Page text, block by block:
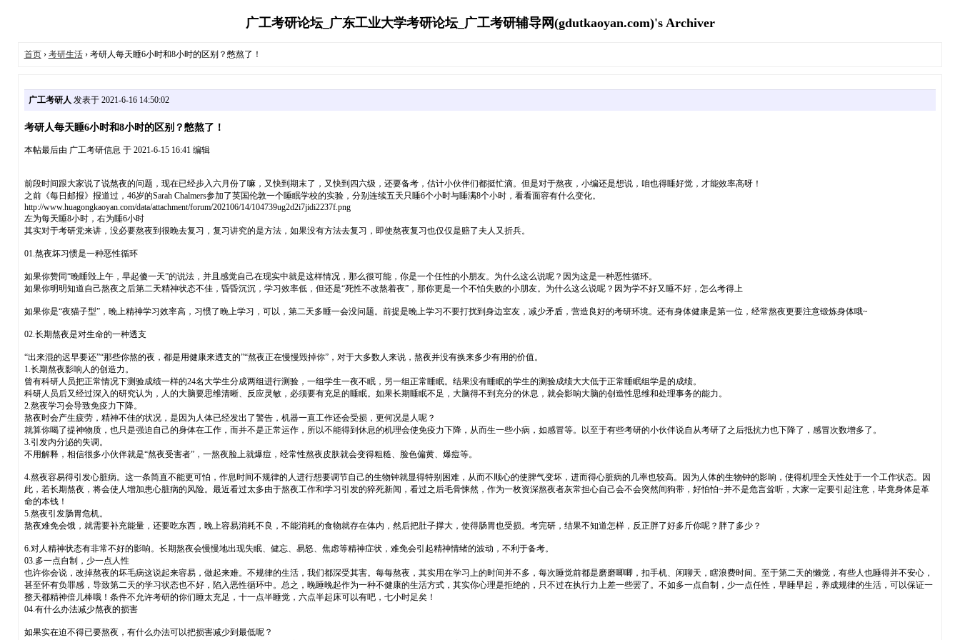
广工考研论坛_广东工业大学考研论坛_广工考研辅导网(gdutkaoyan.com)'s Archiver
首页› 考研生活› 考研人每天睡6小时和8小时的区别？憋熬了！
广工考研人 发表于 2021-6-16 14:50:02
考研人每天睡6小时和8小时的区别？憋熬了！
本帖最后由 广工考研信息 于 2021-6-15 16:41 编辑
前段时间跟大家说了说熬夜的问题，现在已经步入六月份了嘛，又快到期末了，又快到四六级，还要备考，估计小伙伴们都挺忙滴。但是对于熬夜，小编还是想说，咱也得睡好觉，才能效率高呀！
之前《每日邮报》报道过，46岁的Sarah Chalmers参加了英国伦敦一个睡眠学校的实验，分别连续五天只睡6个小时与睡满8个小时，看看面容有什么变化。
http://www.huagongkaoyan.com/data/attachment/forum/202106/14/104739ug2d2i7jidi2237f.png
左为每天睡8小时，右为睡6小时
其实对于考研党来讲，没必要熬夜到很晚去复习，复习讲究的是方法，如果没有方法去复习，即使熬夜复习也仅仅是赔了夫人又折兵。
01.熬夜坏习惯是一种恶性循环
如果你赞同“晚睡毁上午，早起傻一天”的说法，并且感觉自己在现实中就是这样情况，那么很可能，你是一个任性的小朋友。为什么这么说呢？因为这是一种恶性循环。
如果你明明知道自己熬夜之后第二天精神状态不佳，昏昏沉沉，学习效率低，但还是“死性不改熬着夜”，那你更是一个不怕失败的小朋友。为什么这么说呢？因为学不好又睡不好，怎么考得上
如果你是“夜猫子型”，晚上精神学习效率高，习惯了晚上学习，可以，第二天多睡一会没问题。前提是晚上学习不要打扰到身边室友，减少矛盾，营造良好的考研环境。还有身体健康是第一位，经常熬夜更要注意锻炼身体哦~
02.长期熬夜是对生命的一种透支
“出来混的迟早要还”“那些你熬的夜，都是用健康来透支的”“熬夜正在慢慢毁掉你”，对于大多数人来说，熬夜并没有换来多少有用的价值。
1.长期熬夜影响人的创造力。
曾有科研人员把正常情况下测验成绩一样的24名大学生分成两组进行测验，一组学生一夜不眠，另一组正常睡眠。结果没有睡眠的学生的测验成绩大大低于正常睡眠组学是的成绩。
科研人员后又经过深入的研究认为，人的大脑要思维清晰、反应灵敏，必须要有充足的睡眠。如果长期睡眠不足，大脑得不到充分的休息，就会影响大脑的创造性思维和处理事务的能力。
2.熬夜学习会导致免疫力下降。
熬夜时会产生疲劳，精神不佳的状况，是因为人体已经发出了警告，机器一直工作还会受损，更何况是人呢？
就算你喝了提神物质，也只是强迫自己的身体在工作，而并不是正常运作，所以不能得到休息的机理会使免疫力下降，从而生一些小病，如感冒等。以至于有些考研的小伙伴说自从考研了之后抵抗力也下降了，感冒次数增多了。
3.引发内分泌的失调。
不用解释，相信很多小伙伴就是“熬夜受害者”，一熬夜脸上就爆痘，经常性熬夜皮肤就会变得粗糙、脸色偏黄、爆痘等。
4.熬夜容易得引发心脏病。这一条简直不能更可怕，作息时间不规律的人进行想要调节自己的生物钟就显得特别困难，从而不顺心的使脾气变坏，进而得心脏病的几率也较高。因为人体的生物钟的影响，使得机理全天性处于一个工作状态。因
此，若长期熬夜，将会使人增加患心脏病的风险。最近看过太多由于熬夜工作和学习引发的猝死新闻，看过之后毛骨悚然，作为一枚资深熬夜者灰常担心自己会不会突然间狗带，好怕怕~并不是危言耸听，大家一定要引起注意，毕竟身体是革
命的本钱！
5.熬夜引发肠胃危机。
熬夜难免会饿，就需要补充能量，还要吃东西，晚上容易消耗不良，不能消耗的食物就存在体内，然后把肚子撑大，使得肠胃也受损。考完研，结果不知道怎样，反正胖了好多斤你呢？胖了多少？
6.对人精神状态有非常不好的影响。长期熬夜会慢慢地出现失眠、健忘、易怒、焦虑等精神症状，难免会引起精神情绪的波动，不利于备考。
03.多一点自制，少一点人性
也许你会说，改掉熬夜的坏毛病这说起来容易，做起来难。不规律的生活，我们都深受其害。每每熬夜，其实用在学习上的时间并不多，每次睡觉前都是磨磨唧唧，扣手机、闲聊天，瞎浪费时间。至于第二天的懒觉，有些人也睡得并不安心，
甚至怀有负罪感，导致第二天的学习状态也不好，陷入恶性循环中。总之，晚睡晚起作为一种不健康的生活方式，其实你心理是拒绝的，只不过在执行力上差一些罢了。不如多一点自制，少一点任性，早睡早起，养成规律的生活，可以保证一
整天都精神倍儿棒哦！条件不允许考研的你们睡太充足，十一点半睡觉，六点半起床可以有吧，七小时足矣！
04.有什么办法减少熬夜的损害
如果实在迫不得已要熬夜，有什么办法可以把损害减少到最低呢？